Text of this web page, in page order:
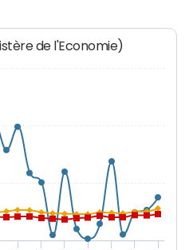
de l'Economie)